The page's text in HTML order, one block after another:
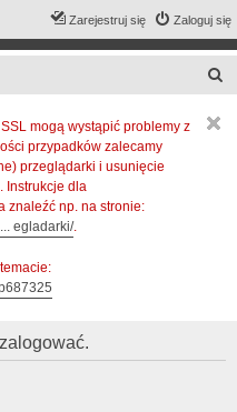
Zaloguj się
Zarejestruj się
mogą wystąpić problemy z
przypadków zalecamy
przeglądarki i usunięcie
Instrukcje dla
znaleźć np. na stronie:
egladarki/.